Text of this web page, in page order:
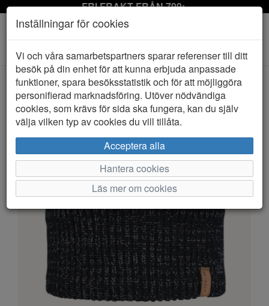
FRI FRAKT FRÅN 799:-
Toggle
navigation
HEM LINDBERG
Inställningar för cookies
Vi och våra samarbetspartners sparar referenser till ditt
besök på din enhet för att kunna erbjuda anpassade
funktioner, spara besöksstatistik och för att möjliggöra
personifierad marknadsföring. Utöver nödvändiga
cookies, som krävs för sida ska fungera, kan du själv
välja vilken typ av cookies du vill tillåta.
Acceptera alla
Hantera cookies
Läs mer om cookies